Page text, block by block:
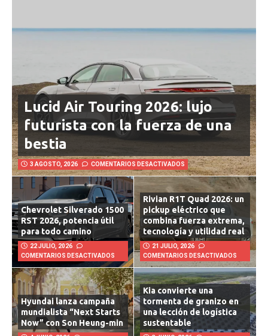
Lucid Air Touring 2026: lujo
futurista con la fuerza de una
bestia
3 AGOSTO, 2026 COMENTARIOS DESACTIVADOS
Chevrolet Silverado 1500
RST 2026, potencia útil
para todo camino
22 JULIO, 2026
COMENTARIOS DESACTIVADOS
Rivian R1T Quad 2026: un
pickup eléctrico que
combina fuerza extrema,
tecnología y utilidad real
21 JULIO, 2026
COMENTARIOS DESACTIVADOS
Hyundai lanza campaña
mundialista “Next Starts
Now” con Son Heung-min
Kia convierte una
tormenta de granizo en
una lección de logística
sustentable